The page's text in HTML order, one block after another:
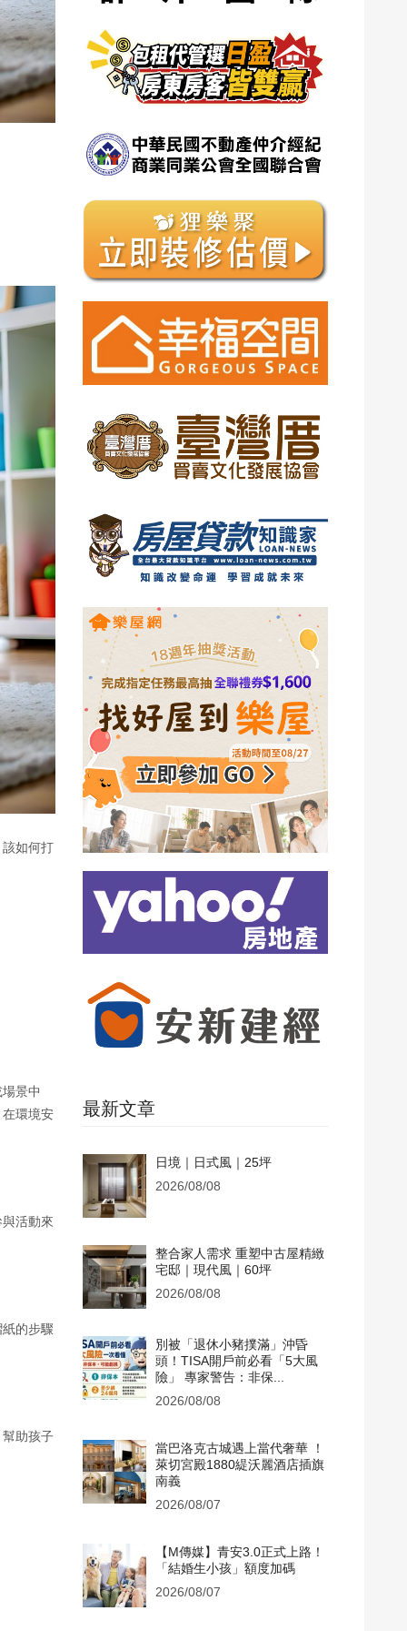
最新文章
日境｜日式風｜25坪
2026/08/08
整合家人需求 重塑中古屋精緻
宅邸｜現代風｜60坪
2026/08/08
別被「退休小豬撲滿」沖昏
頭！TISA開戶前必看「5大風
險」 專家警告：非保...
2026/08/08
當巴洛克古城遇上當代奢華 ！
萊切宮殿1880緹沃麗酒店插旗
南義
2026/08/07
【M傳媒】青安3.0正式上路！
「結婚生小孩」額度加碼
2026/08/07
如何打
景中
環境安
活動來
的步驟
助孩子